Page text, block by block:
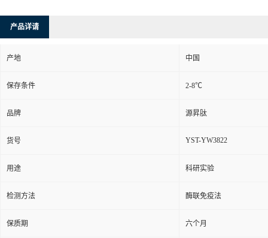
产品详请
产地 中国
保存条件 2-8℃
品牌 源昇肽
货号 YST-YW3822
用途 科研实验
检测方法 酶联免疫法
保质期 六个月